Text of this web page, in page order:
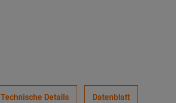
Technische Details Datenblatt